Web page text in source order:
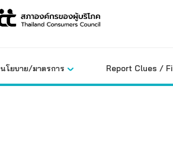
นโยบาย/มาตรการ Report Clues /